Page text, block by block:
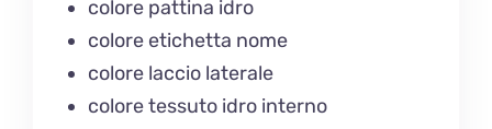
colore pattina idro
colore etichetta nome
colore laccio laterale
colore tessuto idro interno